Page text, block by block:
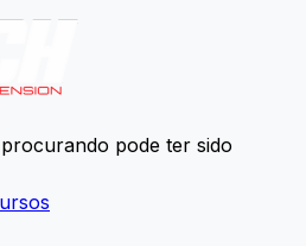
pode ter sido